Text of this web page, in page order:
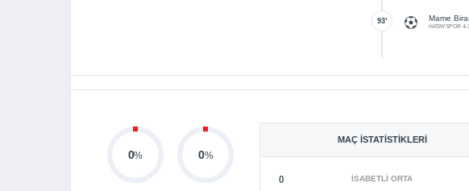
93’ Mame
HATAYSPOR 4-
MAÇ İSTATISTIKLERI
() İSABETLI ORTA
0% 0%